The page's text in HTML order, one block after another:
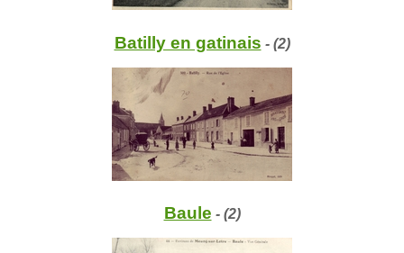
Batilly en gatinais - (2)
Baule - (2)